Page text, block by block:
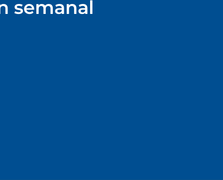
semanal